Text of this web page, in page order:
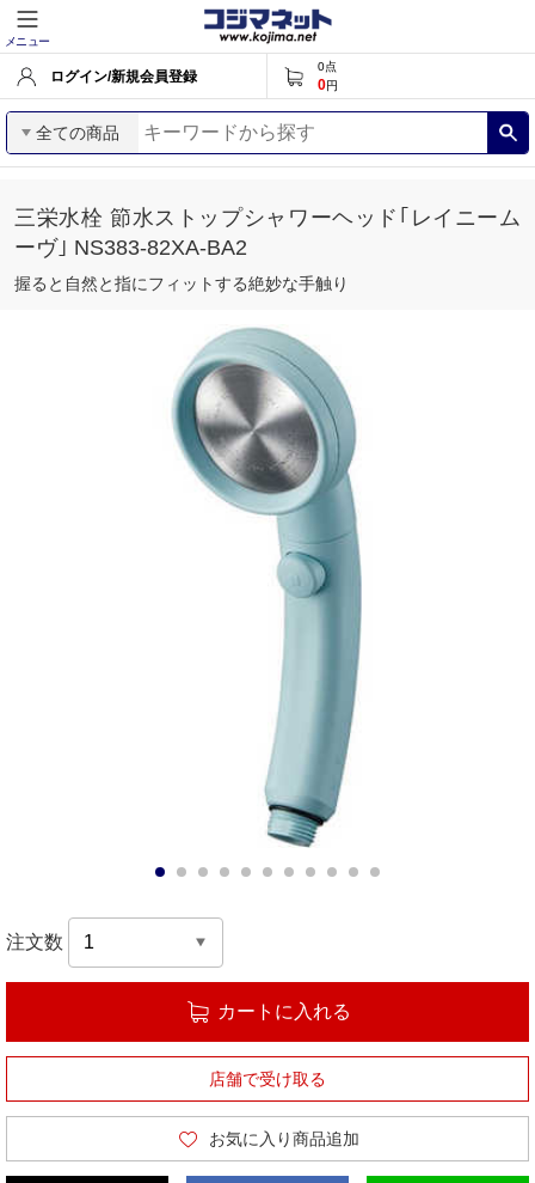
メニュー
ログイン/新規会員登録
0点
0円
全ての商品
三栄水栓 節水ストップシャワーヘッド｢レイニーム
ーヴ｣ NS383-82XA-BA2
握ると自然と指にフィットする絶妙な手触り
10
注文数
カートに入れる
店舗で受け取る
お気に入り商品追加